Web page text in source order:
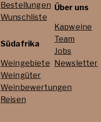
Bestellungen
Wunschliste
Südafrika
Weingebiete
Weingüter
Weinbewertungen
Reisen
Über uns
Kapweine
Team
Jobs
Newsletter